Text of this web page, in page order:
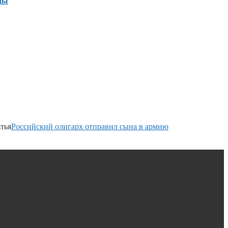
Российский олигарх отправил сына в армию